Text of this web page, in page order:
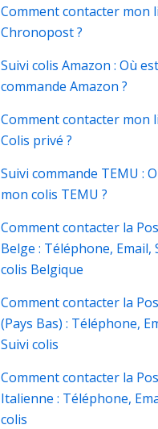
Comment contacter mon
Chronopost ?
Suivi colis Amazon : Où
commande Amazon ?
Comment contacter mon
Colis privé ?
Suivi commande TEMU :
mon colis TEMU ?
Comment contacter la
Belge : Téléphone, Email,
colis Belgique
Comment contacter la
(Pays Bas) : Téléphone,
Suivi colis
Comment contacter la
Italienne : Téléphone,
colis